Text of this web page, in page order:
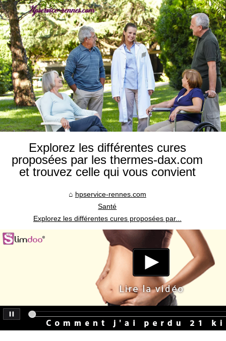
Explorez les différentes cures
proposées par les thermes-dax.com
et trouvez celle qui vous convient
hpservice-rennes.com
Santé
Explorez les différentes cures proposées par...